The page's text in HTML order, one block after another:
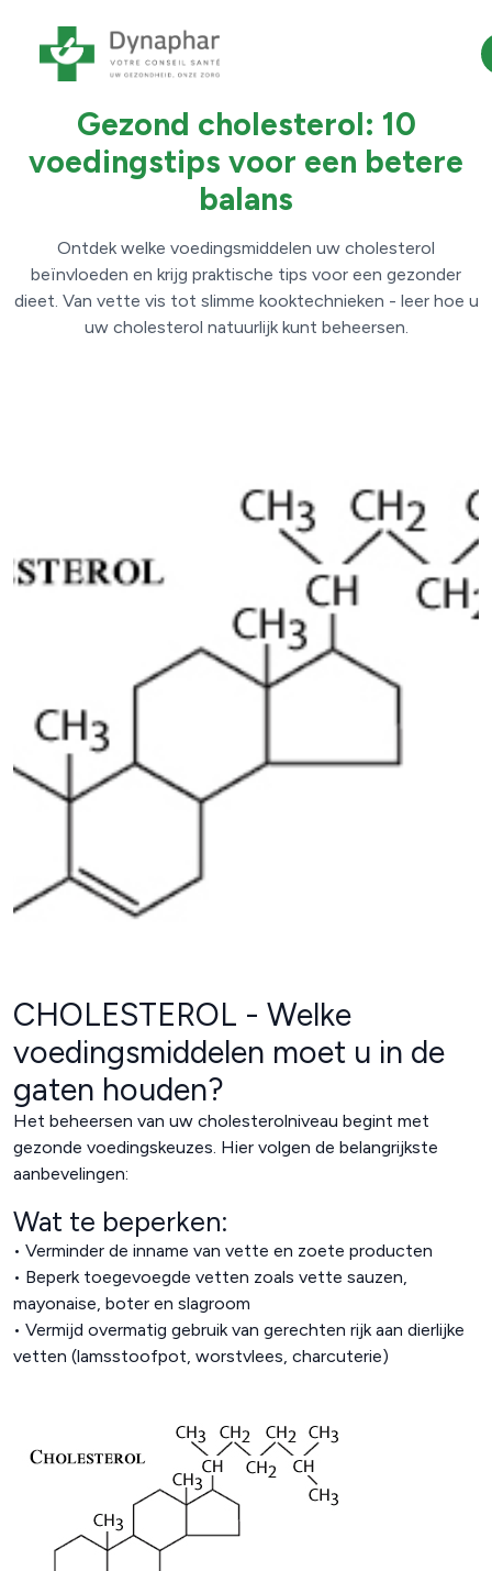
Cholesterol
Gezond cholesterol: 10
voedingstips voor een betere
balans
Ontdek welke voedingsmiddelen uw cholesterol
beïnvloeden en krijg praktische tips voor een gezonder
dieet. Van vette vis tot slimme kooktechnieken - leer hoe u
uw cholesterol natuurlijk kunt beheersen.
CHOLESTEROL - Welke
voedingsmiddelen moet u in de
gaten houden?
Het beheersen van uw cholesterolniveau begint met
gezonde voedingskeuzes. Hier volgen de belangrijkste
aanbevelingen:
Wat te beperken:
• Verminder de inname van vette en zoete producten
• Beperk toegevoegde vetten zoals vette sauzen,
mayonaise, boter en slagroom
• Vermijd overmatig gebruik van gerechten rijk aan dierlijke
vetten (lamsstoofpot, worstvlees, charcuterie)